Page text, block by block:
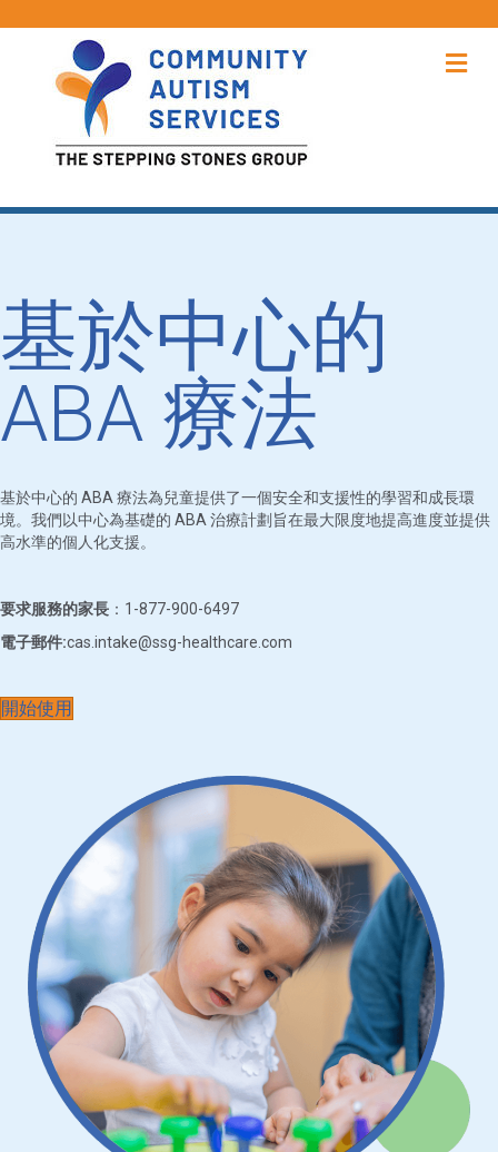
功
基於中心的
ABA 療法
基於中心的 ABA 療法為兒童提供了一個安全和支援性的學習和成長環
境。我們以中心為基礎的 ABA 治療計劃旨在最大限度地提高進度並提供
高水準的個人化支援。
要求服務的家長 ：1-877-900-6497
電子郵件:cas.intake@ssg-healthcare.com
開始使用